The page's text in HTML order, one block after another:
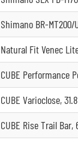
Shimano BR-MT200/
Natural Fit Venec
CUBE Performance
CUBE Varioclose,
CUBE Rise Trail Bar,